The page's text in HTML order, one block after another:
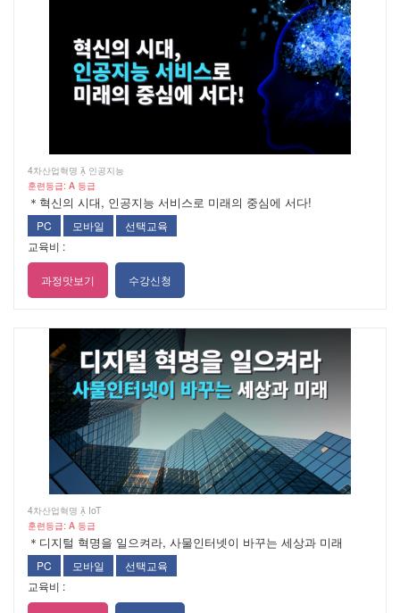
4차산업혁명  인공지능
훈련등급: A 등급
＊혁신의 시대, 인공지능 서비스로 미래의 중심에 서다!
PC 모바일
선택교육
교육비 :
과정맛보기 수강신청
4차산업혁명  IoT
훈련등급: A 등급
＊디지털 혁명을 일으켜라, 사물인터넷이 바꾸는 세상과 미래
PC 모바일
선택교육
교육비 :